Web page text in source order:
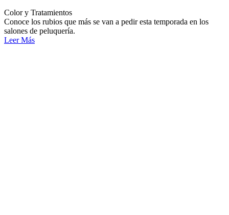
Color y Tratamientos
Conoce los rubios que más se van a pedir esta temporada en los
salones de peluquería.
Leer Más